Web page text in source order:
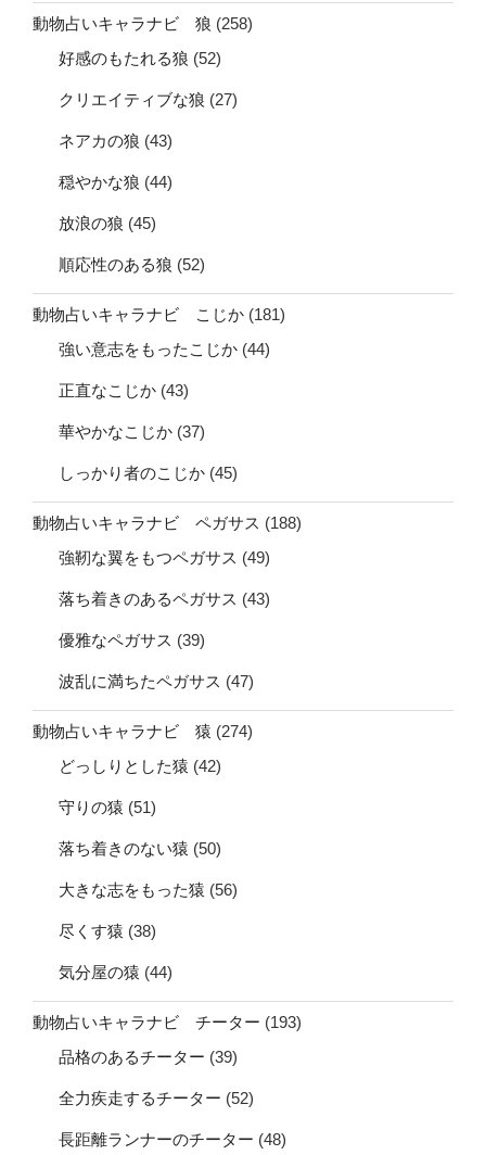
動物占いキャラナビ 狼 (258)
好感のもたれる狼 (52)
クリエイティブな狼 (27)
ネアカの狼 (43)
穏やかな狼 (44)
放浪の狼 (45)
順応性のある狼 (52)
動物占いキャラナビ こじか (181)
強い意志をもったこじか (44)
正直なこじか (43)
華やかなこじか (37)
しっかり者のこじか (45)
動物占いキャラナビ ペガサス (188)
強靭な翼をもつペガサス (49)
落ち着きのあるペガサス (43)
優雅なペガサス (39)
波乱に満ちたペガサス (47)
動物占いキャラナビ 猿 (274)
どっしりとした猿 (42)
守りの猿 (51)
落ち着きのない猿 (50)
大きな志をもった猿 (56)
尽くす猿 (38)
気分屋の猿 (44)
動物占いキャラナビ チーター (193)
品格のあるチーター (39)
全力疾走するチーター (52)
長距離ランナーのチーター (48)